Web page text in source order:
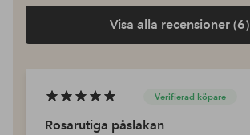
Visa alla recensioner (6)
Verifierad köpare
Rosarutiga påslakan